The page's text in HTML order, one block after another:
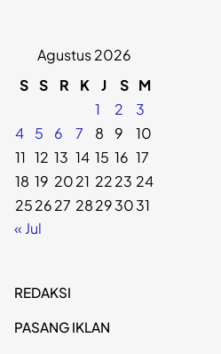
Agustus 2026
S S R K J S M
1
2
3
4
5 6 7 8 9
10
11 12 13 14 15 16 17
18 19 2021 2223 24
252627 28293031
« Jul
REDAKSI
PASANG IKLAN